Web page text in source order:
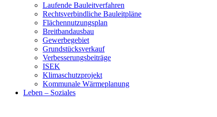
Laufende Bauleitverfahren
Rechtsverbindliche Bauleitpläne
Flächennutzungsplan
Breitbandausbau
Gewerbegebiet
Grundstücksverkauf
Verbesserungsbeiträge
ISEK
Klimaschutzprojekt
Kommunale Wärmeplanung
Leben – Soziales